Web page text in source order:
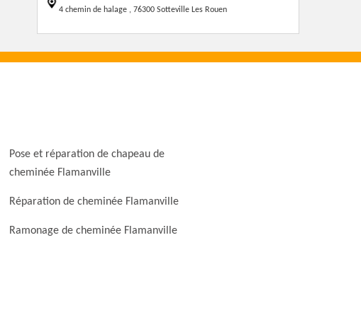
4 chemin de halage , 76300 Sotteville Les Rouen
Pose et réparation de chapeau de
cheminée Flamanville
Réparation de cheminée Flamanville
Ramonage de cheminée Flamanville